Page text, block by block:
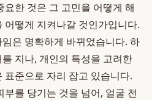
한 것은 그 고민을 어떻게 해
어떻게 지켜나갈 것인가입니다.
은 명확하게 바뀌었습니다. 하
지나, 개인의 특성을 고려한
표준으로 자리 잡고 있습니다.
를 당기는 것을 넘어, 얼굴 전